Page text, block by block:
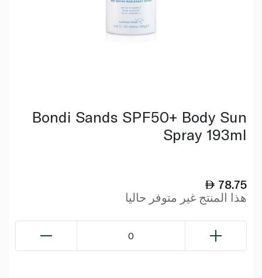
Bondi Sands SPF50+ Body Sun
Spray 193ml
78.75
هذا المنتج غير متوفر حاليا
0